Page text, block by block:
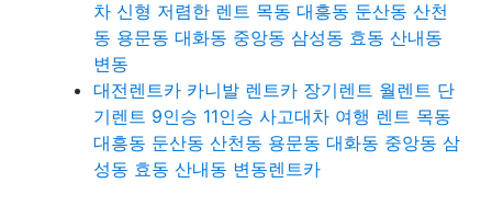
차 신형 저렴한 렌트 목동 대흥동 둔산동 산천
동 용문동 대화동 중앙동 삼성동 효동 산내동
변동
대전렌트카 카니발 렌트카 장기렌트 월렌트 단
기렌트 9인승 11인승 사고대차 여행 렌트 목동
대흥동 둔산동 산천동 용문동 대화동 중앙동 삼
성동 효동 산내동 변동렌트카